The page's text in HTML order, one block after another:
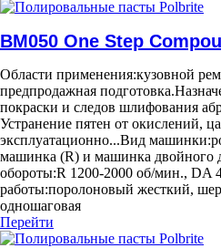
BM050 One Step
Области применения:кузовной
предпродажная подготовка.
покраски и следов шлифования
Устранение пятен от окислений,
эксплуатационно...Вид машинки:
машинка (R) и машинка двойного
обороты:R 1200-2000 об/мин., DA
работы:поролоновый жесткий,
одношаговая
Перейти